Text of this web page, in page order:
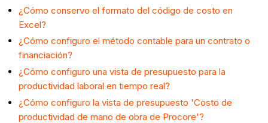
¿Cómo conservo el formato del código de costo en
Excel?
¿Cómo configuro el método contable para un contrato o
financiación?
¿Cómo configuro una vista de presupuesto para la
productividad laboral en tiempo real?
¿Cómo configuro la vista de presupuesto 'Costo de
productividad de mano de obra de Procore'?